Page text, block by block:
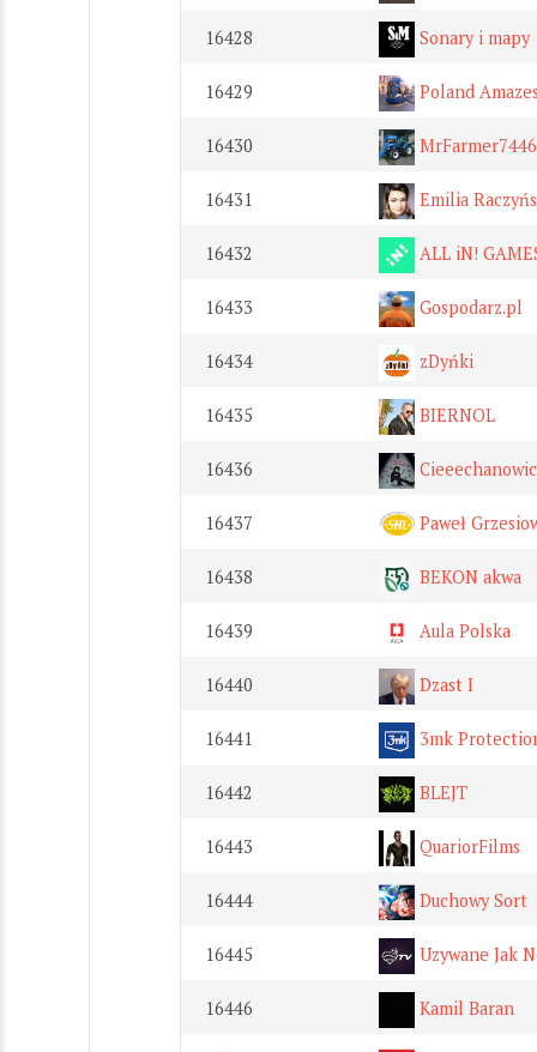
16428 Sonary i mapy
16429 Poland
16430 MrFarmer7446
16431 Emilia
16432 ALL iN!
16433 Gospodarz.pl
16434 zDyńki
16435 BIERNOL
16436
16437 Paweł
16438 BEKON akwa
16439 Aula Polska
16440 Dzast I
16441 3mk
16442 BLEJT
16443 QuariorFilms
16444 Duchowy Sort
16445 Uzywane Jak
16446 Kamil Baran